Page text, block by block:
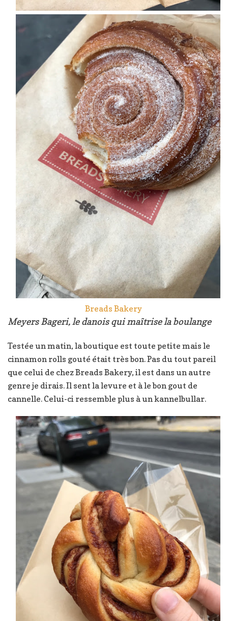
Breads Bakery
Meyers Bageri, le danois qui maîtrise la boulange
Testée un matin, la boutique est toute petite mais le
cinnamon rolls gouté était très bon. Pas du tout pareil
que celui de chez Breads Bakery, il est dans un autre
genre je dirais. Il sent la levure et à le bon gout de
cannelle. Celui-ci ressemble plus à un kannelbullar.